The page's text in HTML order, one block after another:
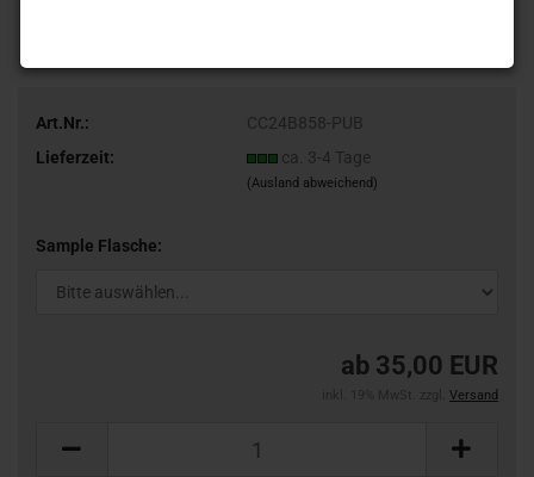
Art.Nr.:
CC24B858-PUB
Lieferzeit:
ca. 3-4 Tage
(Ausland abweichend)
Sample Flasche:
ab 35,00 EUR
Versand